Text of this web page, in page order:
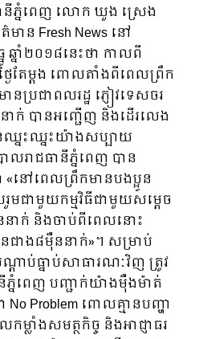
នីភ្នំពេញ លោក ឃួង ស្រេង
ាន Fresh News នៅ
ឆ្នាំ២០១៨នេះថា កាលពី
តែម្ដង ពោលតាំងពីពេលព្រឹក
រជាពលរដ្ឋ ភ្ញៀវទេសចរ
ាក់ បានអញ្ជើញ និងដើរលេង
នឈ្នះឈ្នះយ៉ាងសប្បាយ
រាជធានីភ្នំពេញ បាន
«នៅពេលព្រឹកមានបងប្អូន
មជាមួយកម្មវិធីជាមួយសម្តេច
ាក់ និងចាប់ពីពេលនោះ
ាង៨ម៉ឺននាក់»។ សម្រាប់
ាប់ធ្នាប់សាធារណៈវិញ ត្រូវ
នំពេញ បញ្ជាក់យ៉ាងម៉ឺងម៉ាត់
Problem ពោលគ្មានបញ្ហា
លាំងសមត្ថកិច្ច និងអាជ្ញាធរ